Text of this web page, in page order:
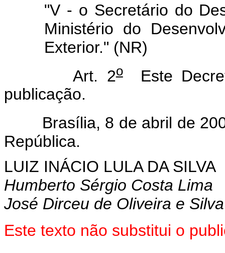
"V - o Secretário do
Ministério do
Exterior." (NR)
Art. 2o
Este
publicação.
Brasília, 8 de abril de
República.
LUIZ INÁCIO LULA DA SILVA
Humberto Sérgio Costa Lima
José Dirceu de Oliveira e Silva
Este texto não substitui o